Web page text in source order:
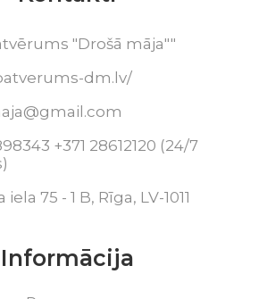
"Drošā māja""
dm.lv/
+371 28612120 (24/7
75 - 1 B, Rīga, LV-1011
Informācija